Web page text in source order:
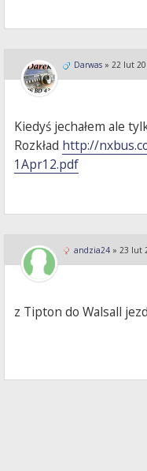
Darwas » 22 lut
Kiedyś jechałem ale
Rozkład http://
1Apr12.pdf
andzia24 » 23 lut
z Tipton do Walsall